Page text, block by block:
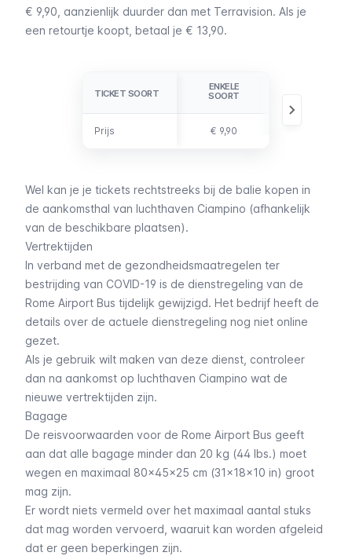
€ 9,90, aanzienlijk duurder dan met Terravision. Als je
een retourtje koopt, betaal je € 13,90.
TICKET SOORT
Prijs
TICKET SOORT
ENKELE
SOORT
Prijs € 9,90
Wel kan je je tickets rechtstreeks bij de balie kopen in
de aankomsthal van luchthaven Ciampino (afhankelijk
van de beschikbare plaatsen).
Vertrektijden
In verband met de gezondheidsmaatregelen ter
bestrijding van COVID-19 is de dienstregeling van de
Rome Airport Bus tijdelijk gewijzigd. Het bedrijf heeft de
details over de actuele dienstregeling nog niet online
gezet.
Als je gebruik wilt maken van deze dienst, controleer
dan na aankomst op luchthaven Ciampino wat de
nieuwe vertrektijden zijn.
Bagage
De reisvoorwaarden voor de Rome Airport Bus geeft
aan dat alle bagage minder dan 20 kg (44 lbs.) moet
wegen en maximaal 80x45x25 cm (31x18x10 in) groot
mag zijn.
Er wordt niets vermeld over het maximaal aantal stuks
dat mag worden vervoerd, waaruit kan worden afgeleid
dat er geen beperkingen zijn.